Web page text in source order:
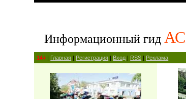
Информационный гид
14+ | Главная | Регистрация | Вход | RSS | Реклама